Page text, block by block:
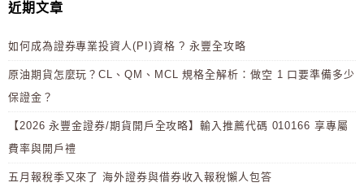
近期文章
如何成為證券專業投資人(PI)資格 ? 永豐全攻略
原油期貨怎麼玩？CL、QM、MCL 規格全解析：做空 1 口要準備多少
保證金？
【2026 永豐金證券/期貨開戶全攻略】輸入推薦代碼 010166 享專屬
費率與開戶禮
五月報稅季又來了 海外證券與借券收入報稅懶人包答